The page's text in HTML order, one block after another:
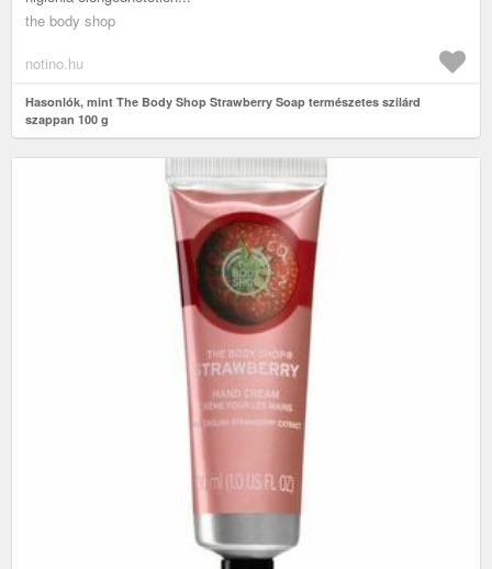
the body shop
notino.hu
Hasonlók, mint The Body Shop Strawberry Soap természetes szilárd
szappan 100 g